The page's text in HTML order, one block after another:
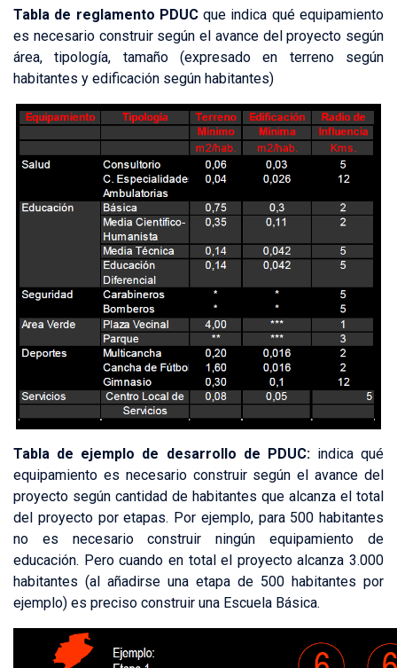
Tabla de reglamento PDUCque indica qué equipamiento
es necesario construir según el avance del proyecto según
área, tipología, tamaño (expresado en terreno según
habitantes y edificación según habitantes)
Tabla de ejemplo de desarrollo de PDUC:indica qué
equipamiento es necesario construir según el avance del
proyecto según cantidad de habitantes que alcanza el total
del proyecto por etapas. Por ejemplo, para 500 habitantes
no es necesario construir ningún equipamiento de
educación. Pero cuando en total el proyecto alcanza 3.000
habitantes (al añadirse una etapa de 500 habitantes por
ejemplo) es preciso construir una Escuela Básica.